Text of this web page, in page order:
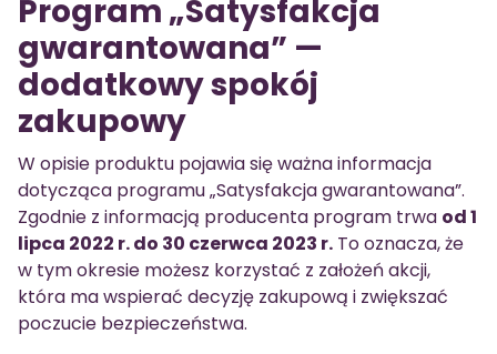
Program „Satysfakcja
gwarantowana” —
dodatkowy spokój
zakupowy
W opisie produktu pojawia się ważna informacja
dotycząca programu „Satysfakcja gwarantowana”.
Zgodnie z informacją producenta program trwa od 1
lipca 2022 r. do 30 czerwca 2023 r. To oznacza, że
w tym okresie możesz korzystać z założeń akcji,
która ma wspierać decyzję zakupową i zwiększać
poczucie bezpieczeństwa.